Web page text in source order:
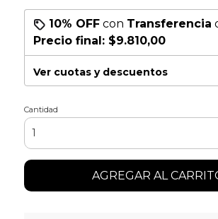
10% OFFcon Transferencia
Precio final: $9.810,00
Ver cuotas y descuentos
Cantidad
AGREGAR AL